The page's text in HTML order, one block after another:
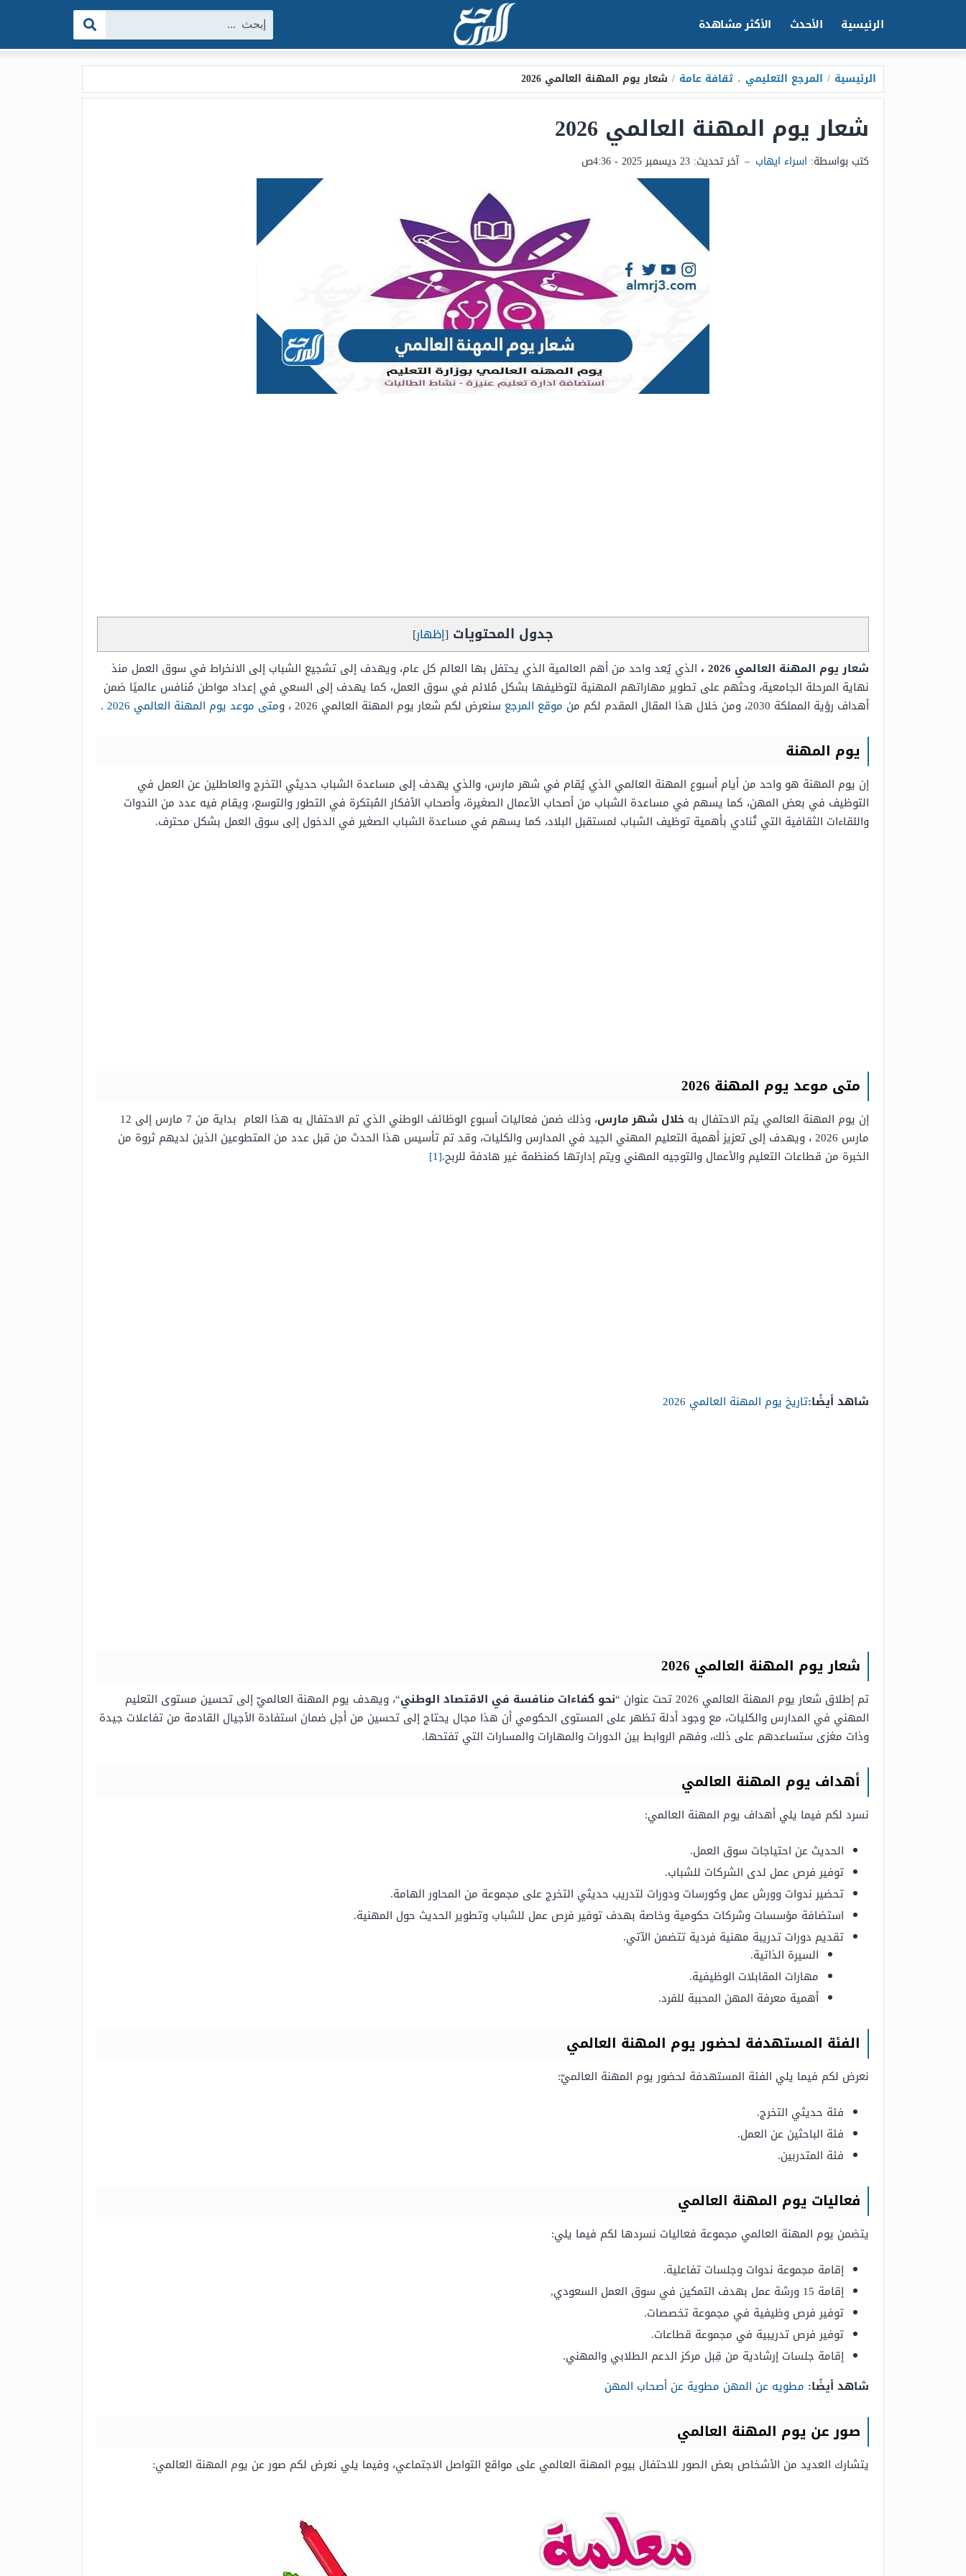
الرئيسية الأحدث الأكثر مشاهدة البحث:
الرئيسية / المرجع التعليمي ، ثقافة عامة / شعار يوم المهنة العالمي 2026
شعار يوم المهنة العالمي 2026
كتب بواسطة: اسراء ايهاب – آخر تحديث: 23 ديسمبر 2025 - 4:36ص
جدول المحتويات [إظهار]
شعار يوم المهنة العالمي 2026 ،
الذي يُعد واحد من أهم العالمية الذي يحتفل بها العالم كل عام، ويهدف إلى تشجيع الشباب إلى الانخراط في سوق العمل منذ
نهاية المرحلة الجامعية، وحثهم على تطوير مهاراتهم المهنية لتوظيفها بشكل مُلائم في سوق العمل، كما يهدف إلى السعي في إعداد مواطن مُنافس عالميًا ضمن
أهداف رؤية المملكة 2030، ومن خلال هذا المقال المقدم لكم من
موقع المرجع سنعرض لكم شعار يوم المهنة العالمي 2026 ، و متى موعد يوم المهنة العالمي 2026 .
يوم المهنة
إن يوم المهنة هو واحد من أيام أسبوع المهنة العالمي الذي يُقام في شهر مارس، والذي يهدف إلى مساعدة الشباب حديثي التخرج والعاطلين عن العمل في
التوظيف في بعض المهن، كما يسهم في مساعدة الشباب من أصحاب الأعمال الصغيرة، وأصحاب الأفكار المُبتكرة في التطور والتوسع، ويقام فيه عدد من الندوات
واللقاءات الثقافية التي تُنادي بأهمية توظيف الشباب لمستقبل البلاد، كما يسهم في مساعدة الشباب الصغير في الدخول إلى سوق العمل بشكل محترف.
متى موعد يوم المهنة 2026
إن يوم المهنة العالمي يتم الاحتفال به خلال شهر مارس
، وذلك ضمن فعاليات أسبوع الوظائف الوطني الذي تم الاحتفال به هذا العام بداية من 7 مارس إلى 12
مارس 2026 ، ويهدف إلى تعزيز أهمية التعليم المهني الجيد في المدارس والكليات، وقد تم تأسيس هذا الحدث من قبل عدد من المتطوعين الذين لديهم ثروة من
الخبرة من قطاعات التعليم والأعمال والتوجيه المهني ويتم إدارتها كمنظمة غير هادفة للربح.[1]
شاهد أيضًا:تاريخ يوم المهنة العالمي 2026
شعار يوم المهنة العالمي 2026
تم إطلاق شعار يوم المهنة العالمي 2026 تحت عنوان “ نحو كفاءات منافسة في الاقتصاد الوطني“، ويهدف يوم المهنة العالميّ إلى تحسين مستوى التعليم
المهني في المدارس والكليات، مع وجود أدلة تظهر على المستوى الحكومي أن هذا مجال يحتاج إلى تحسين من أجل ضمان استفادة الأجيال القادمة من تفاعلات جيدة
وذات مغزى ستساعدهم على ذلك، وفهم الروابط بين الدورات والمهارات والمسارات التي تفتحها.
أهداف يوم المهنة العالمي
نسرد لكم فيما يلي أهداف يوم المهنة العالمي:
الحديث عن احتياجات سوق العمل.
توفير فرص عمل لدى الشركات للشباب.
تحضير ندوات وورش عمل وكورسات ودورات لتدريب حديثي التخرج على مجموعة من المحاور الهامة.
استضافة مؤسسات وشركات حكومية وخاصة بهدف توفير فرص عمل للشباب وتطوير الحديث حول المهنية.
تقديم دورات تدريبة مهنية فردية تتضمن الآتي.
السيرة الذاتية.
مهارات المقابلات الوظيفية.
أهمية معرفة المهن المحببة للفرد.
الفئة المستهدفة لحضور يوم المهنة العالمي
نعرض لكم فيما يلي الفئة المستهدفة لحضور يوم المهنة العالميّ:
فئة حديثي التخرج.
فئة الباحثين عن العمل.
فئة المتدربين.
فعاليات يوم المهنة العالمي
يتضمن يوم المهنة العالمي مجموعة فعاليات نسردها لكم فيما يلي:
إقامة مجموعة ندوات وجلسات تفاعلية.
إقامة 15 ورشة عمل بهدف التمكين في سوق العمل السعودي,
توفير فرص وظيفية في مجموعة تخصصات.
توفير فرص تدريبية في مجموعة قطاعات.
إقامة جلسات إرشادية من قِبل مركز الدعم الطلابي والمهني.
شاهد أيضًا: مطويه عن المهن مطوية عن أصحاب المهن
صور عن يوم المهنة العالمي
يتشارك العديد من الأشخاص بعض الصور للاحتفال بيوم المهنة العالمي على مواقع التواصل الاجتماعي، وفيما يلي نعرض لكم صور عن يوم المهنة العالمي: